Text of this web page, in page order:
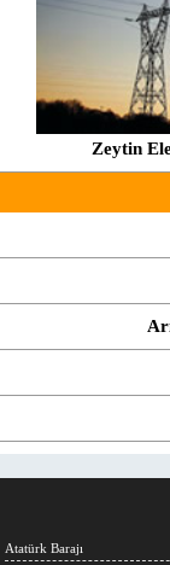
Zeytin
Atatürk Barajı